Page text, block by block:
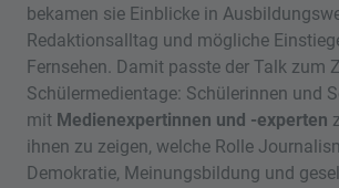
bekamen sie Einblicke in
Redaktionsalltag und mögliche
Fernsehen. Damit passte der Talk zum
Schülermedientage: Schülerinnen und
mit Medienexpertinnen und -experten
ihnen zu zeigen, welche Rolle
Demokratie, Meinungsbildung und